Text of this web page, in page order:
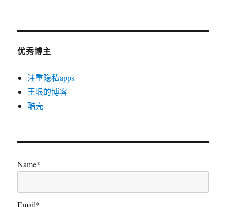
优秀博主
注重隐私apps
王垠的博客
酷壳
Name*
Email*